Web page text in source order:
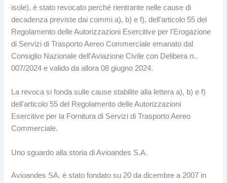
isole), è stato revocato perché rientrante nelle cause di
decadenza previste dai commi a), b) e f), dell'articolo 55 del
Regolamento delle Autorizzazioni Esercitive per l'Erogazione
di Servizi di Trasporto Aereo Commerciale emanato dal
Consiglio Nazionale dell'Aviazione Civile con Delibera n..
007/2024 e valido da allora 08 giugno 2024.
La revoca si fonda sulle cause stabilite alla lettera a), b) e f)
dell'articolo 55 del Regolamento delle Autorizzazioni
Esercitive per la Fornitura di Servizi di Trasporto Aereo
Commerciale.
Uno sguardo alla storia di Avioandes S.A.
Avioandes SA. è stato fondato su 20 da dicembre a 2007 in